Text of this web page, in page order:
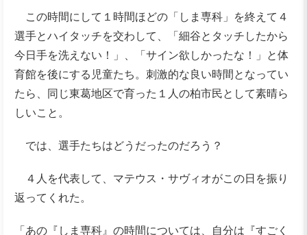
この時間にして１時間ほどの「しま専科」を終えて４
選手とハイタッチを交わして、「細谷とタッチしたから
今日手を洗えない！」、「サイン欲しかったな！」と体
育館を後にする児童たち。刺激的な良い時間となってい
たら、同じ東葛地区で育った１人の柏市民として素晴ら
しいこと。
では、選手たちはどうだったのだろう？
４人を代表して、マテウス・サヴィオがこの日を振り
返ってくれた。
「あの『しま専科』の時間については、自分は『すごく